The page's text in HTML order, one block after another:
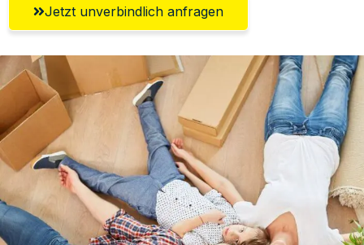
Jetzt unverbindlich anfragen